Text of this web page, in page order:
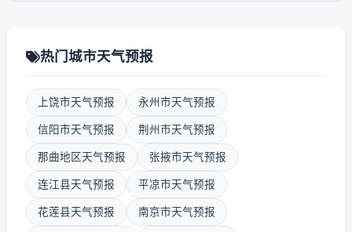
热门城市天气预报
上饶市天气预报 永州市天气预报
信阳市天气预报 荆州市天气预报
那曲地区天气预报 张掖市天气预报
连江县天气预报 平凉市天气预报
花莲县天气预报 南京市天气预报